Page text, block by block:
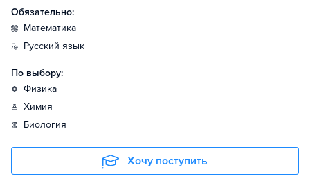
Обязательно:
математика
русский язык
По выбору:
физика
химия
биология
Хочу поступить